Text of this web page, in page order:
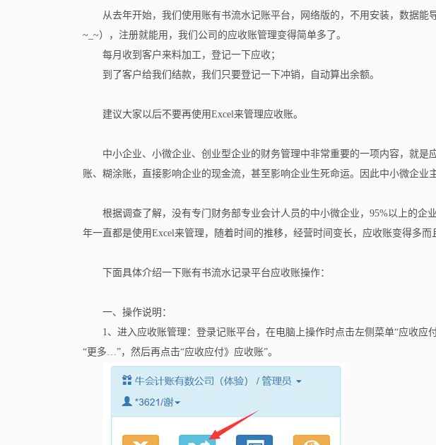
从去年开始，我们使用账有书流水记账平台，网络版的，不用安装，数据能
~_~），注册就能用，我们公司的应收账管理变得简单多了。
每月收到客户来料加工，登记一下应收；
到了客户给我们结款，我们只要登记一下冲销，自动算出余额。
建议大家以后不要再使用Excel来管理应收账。
中小企业、小微企业、创业型企业的财务管理中非常重要的一项内容，就是
账、糊涂账，直接影响企业的现金流，甚至影响企业生死命运。因此中小微企业
根据调查了解，没有专门财务部专业会计人员的中小微企业，95%以上的企
年一直都是使用Excel来管理，随着时间的推移，经营时间变长，应收账变得多而
下面具体介绍一下账有书流水记录平台应收账操作：
一、操作说明：
1、进入应收账管理：登录记账平台，在电脑上操作时点击左侧菜单“应收应
“更多…”，然后再点击“应收应付》应收账”。